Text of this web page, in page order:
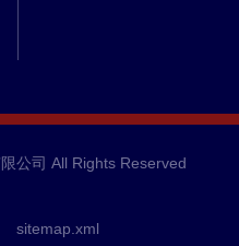
公司 All Rights Reserved
sitemap.xml